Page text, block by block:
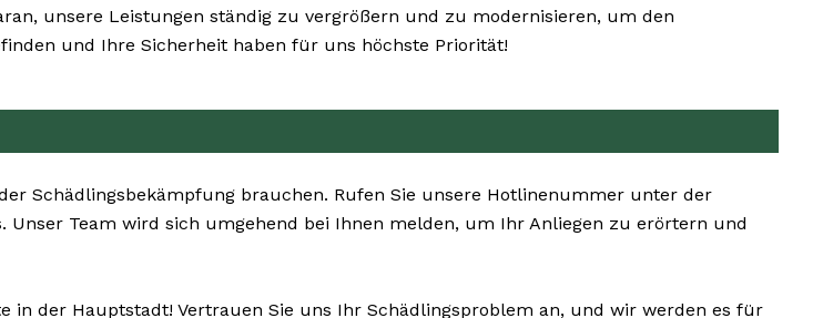
unsere Leistungen ständig zu vergrößern und zu modernisieren, um den
und Ihre Sicherheit haben für uns höchste Priorität!
Schädlingsbekämpfung brauchen. Rufen Sie unsere Hotlinenummer unter der
Team wird sich umgehend bei Ihnen melden, um Ihr Anliegen zu erörtern und
in der Hauptstadt! Vertrauen Sie uns Ihr Schädlingsproblem an, und wir werden es für